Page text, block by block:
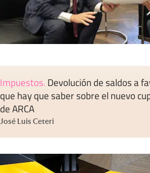
Impuestos. Devolución de saldos a
que hay que saber sobre el nuevo
de ARCA
José Luis Ceteri